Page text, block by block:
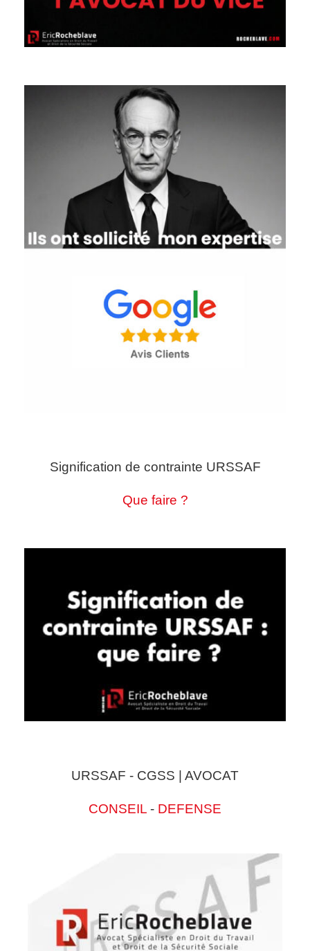
Signification de contrainte URSSAF
Que faire ?
URSSAF - CGSS | AVOCAT
CONSEIL - DEFENSE